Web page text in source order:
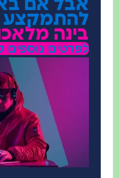
אבל אם
להתמקצע
בינה
לפרטים נוספים